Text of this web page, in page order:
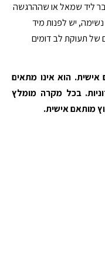
ליד שמאל או שההרגשה
נשימה, יש לפנות מיד
של תעוקת לב דומים
הוא אינו מתאים
בכל מקרה מומלץ
מותאם אישית.